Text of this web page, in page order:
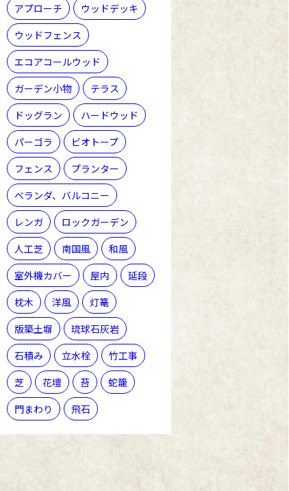
アプローチ
ウッドデッキ
ウッドフェンス
エコアコールウッド
ガーデン小物
テラス
ドッグラン
ハードウッド
パーゴラ
ビオトープ
フェンス
プランター
ベランダ、バルコニー
レンガ
ロックガーデン
人工芝
南国風
和風
室外機カバー
屋内
延段
枕木
洋風
灯篭
版築土塀
琉球石灰岩
石積み
立水栓
竹工事
芝
花壇 苔
蛇籠
門まわり
飛石